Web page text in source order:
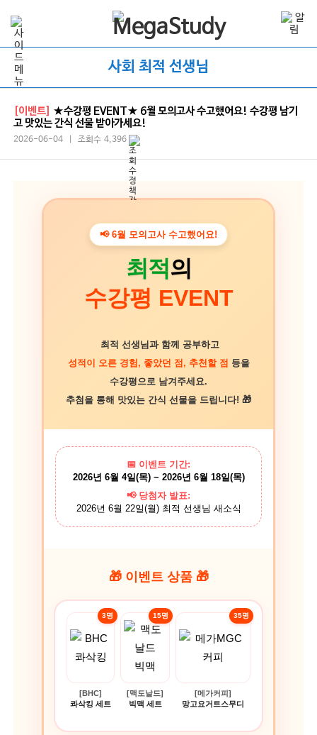
사회 최적 선생님
[이벤트]
★수강평 EVENT★ 6월 모의고사 수고했어요! 수강평 남기
고 맛있는 간식 선물 받아가세요!
2026-06-04 | 조회수 4,396
📢 6월 모의고사 수고했어요!
최적의
수강평 EVENT
최적 선생님과 함께 공부하고
성적이 오른 경험, 좋았던 점, 추천할 점 등을
수강평으로 남겨주세요.
추첨을 통해 맛있는 간식 선물을 드립니다! 🎁
📅 이벤트 기간:
2026년 6월 4일(목) ~ 2026년 6월 18일(목)
📢 당첨자 발표:
2026년 6월 22일(월) 최적 선생님 새소식
🎁 이벤트 상품 🎁
[BHC]
콰삭킹 세트
3명
[맥도날드]
빅맥 세트
15명
[메가커피]
망고요거트스무디
35명